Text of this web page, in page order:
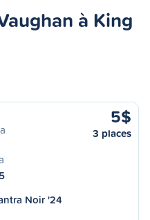
à King
5$
3 places
Noir '24